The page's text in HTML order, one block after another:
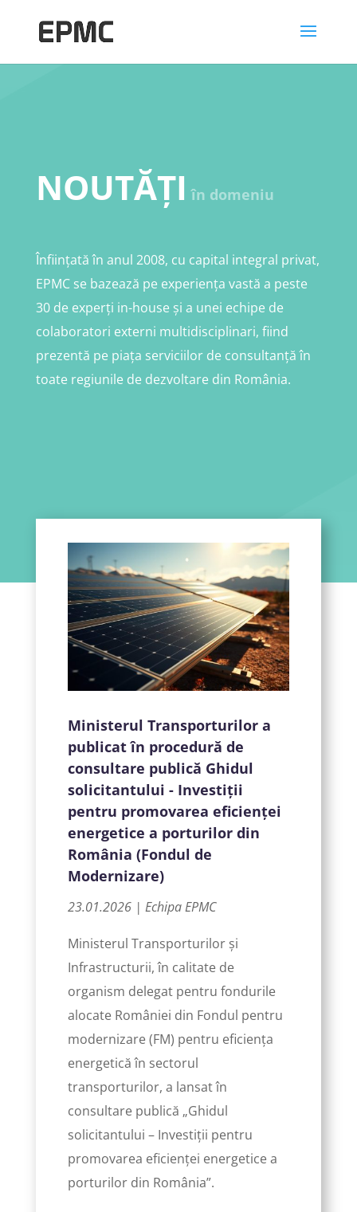
NOUTĂȚI în domeniu
Înființată în anul 2008, cu capital integral privat,
EPMC se bazează pe experiența vastă a peste
30 de experți in-house și a unei echipe de
colaboratori externi multidisciplinari, fiind
prezentă pe piața serviciilor de consultanță în
toate regiunile de dezvoltare din România.
Ministerul Transporturilor a
publicat în procedură de
consultare publică Ghidul
solicitantului - Investiții
pentru promovarea eficienței
energetice a porturilor din
România (Fondul de
Modernizare)
23.01.2026 | Echipa EPMC
Ministerul Transporturilor și
Infrastructurii, în calitate de
organism delegat pentru fondurile
alocate României din Fondul pentru
modernizare (FM) pentru eficiența
energetică în sectorul
transporturilor, a lansat în
consultare publică „Ghidul
solicitantului – Investiții pentru
promovarea eficienței energetice a
porturilor din România”.